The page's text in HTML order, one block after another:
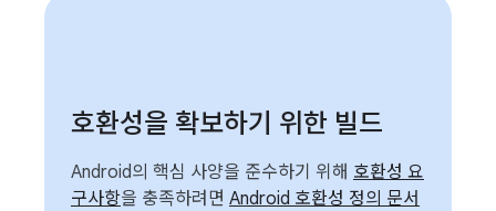
호환성을 확보하기 위한 빌드
Android의 핵심 사양을 준수하기 위해 호환성 요
구사항을 충족하려면 Android 호환성 정의 문서